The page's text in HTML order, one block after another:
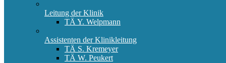
Leitung der Klinik
TÄ Y. Welpmann
Assistenten der Klinikleitung
TÄ S. Kremeyer
TÄ W. Peukert